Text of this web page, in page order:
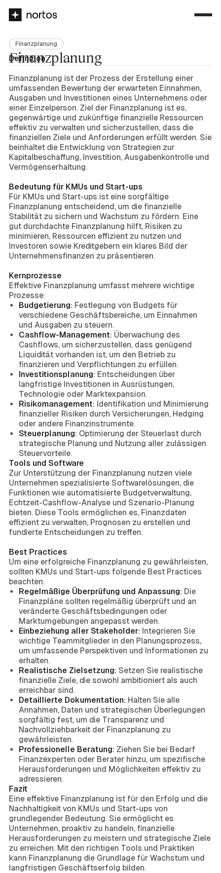
Finanzplanung
Finanzplanung
Definition
Finanzplanung ist der Prozess der Erstellung einer
umfassenden Bewertung der erwarteten Einnahmen,
Ausgaben und Investitionen eines Unternehmens oder
einer Einzelperson. Ziel der Finanzplanung ist es,
gegenwärtige und zukünftige finanzielle Ressourcen
effektiv zu verwalten und sicherzustellen, dass die
finanziellen Ziele und Anforderungen erfüllt werden. Sie
beinhaltet die Entwicklung von Strategien zur
Kapitalbeschaffung, Investition, Ausgabenkontrolle und
Vermögenserhaltung.
Bedeutung für KMUs und Start-ups
Für KMUs und Start-ups ist eine sorgfältige
Finanzplanung entscheidend, um die finanzielle
Stabilität zu sichern und Wachstum zu fördern. Eine
gut durchdachte Finanzplanung hilft, Risiken zu
minimieren, Ressourcen effizient zu nutzen und
Investoren sowie Kreditgebern ein klares Bild der
Unternehmensfinanzen zu präsentieren.
Kernprozesse
Effektive Finanzplanung umfasst mehrere wichtige
Prozesse:
Budgetierung: Festlegung von Budgets für
verschiedene Geschäftsbereiche, um Einnahmen
und Ausgaben zu steuern.
Cashflow-Management: Überwachung des
Cashflows, um sicherzustellen, dass genügend
Liquidität vorhanden ist, um den Betrieb zu
finanzieren und Verpflichtungen zu erfüllen.
Investitionsplanung: Entscheidungen über
langfristige Investitionen in Ausrüstungen,
Technologie oder Marktexpansion.
Risikomanagement: Identifikation und Minimierung
finanzieller Risiken durch Versicherungen, Hedging
oder andere Finanzinstrumente.
Steuerplanung: Optimierung der Steuerlast durch
strategische Planung und Nutzung aller zulässigen
Steuervorteile.
Tools und Software
Zur Unterstützung der Finanzplanung nutzen viele
Unternehmen spezialisierte Softwarelösungen, die
Funktionen wie automatisierte Budgetverwaltung,
Echtzeit-Cashflow-Analyse und Szenario-Planung
bieten. Diese Tools ermöglichen es, Finanzdaten
effizient zu verwalten, Prognosen zu erstellen und
fundierte Entscheidungen zu treffen.
Best Practices
Um eine erfolgreiche Finanzplanung zu gewährleisten,
sollten KMUs und Start-ups folgende Best Practices
beachten:
Regelmäßige Überprüfung und Anpassung: Die
Finanzpläne sollten regelmäßig überprüft und an
veränderte Geschäftsbedingungen oder
Marktumgebungen angepasst werden.
Einbeziehung aller Stakeholder: Integrieren Sie
wichtige Teammitglieder in den Planungsprozess,
um umfassende Perspektiven und Informationen zu
erhalten.
Realistische Zielsetzung: Setzen Sie realistische
finanzielle Ziele, die sowohl ambitioniert als auch
erreichbar sind.
Detaillierte Dokumentation: Halten Sie alle
Annahmen, Daten und strategischen Überlegungen
sorgfältig fest, um die Transparenz und
Nachvollziehbarkeit der Finanzplanung zu
gewährleisten.
Professionelle Beratung: Ziehen Sie bei Bedarf
Finanzexperten oder Berater hinzu, um spezifische
Herausforderungen und Möglichkeiten effektiv zu
adressieren.
Fazit
Eine effektive Finanzplanung ist für den Erfolg und die
Nachhaltigkeit von KMUs und Start-ups von
grundlegender Bedeutung. Sie ermöglicht es
Unternehmen, proaktiv zu handeln, finanzielle
Herausforderungen zu meistern und strategische Ziele
zu erreichen. Mit den richtigen Tools und Praktiken
kann Finanzplanung die Grundlage für Wachstum und
langfristigen Geschäftserfolg bilden.